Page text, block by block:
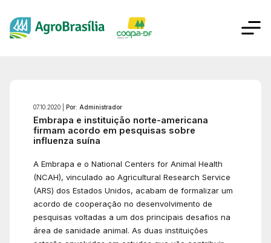
07.10.2020 | Por: Administrador
Embrapa e instituição norte-americana
firmam acordo em pesquisas sobre
influenza suína
A Embrapa e o National Centers for Animal Health
(NCAH), vinculado ao Agricultural Research Service
(ARS) dos Estados Unidos, acabam de formalizar um
acordo de cooperação no desenvolvimento de
pesquisas voltadas a um dos principais desafios na
área de sanidade animal. As duas instituições